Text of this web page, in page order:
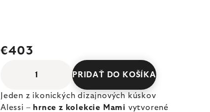
€403
PRIDAŤ DO KOŠÍKA
Jeden z ikonických dizajnových kúskov
Alessi – hrnce z kolekcie Mami vytvorené